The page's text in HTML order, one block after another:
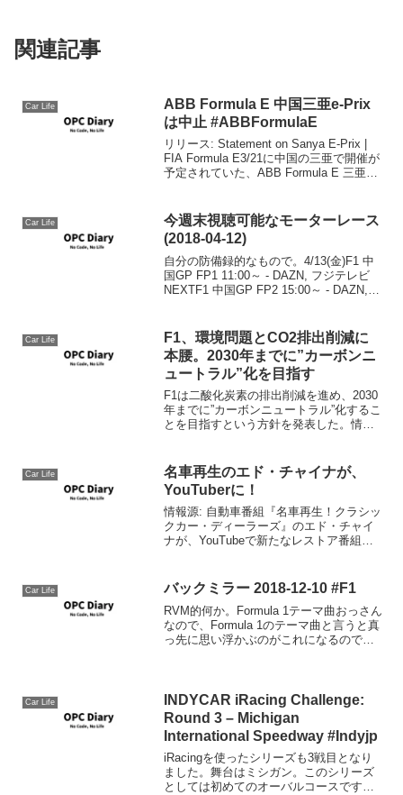
関連記事
Car Life
ABB Formula E 中国三亜e-Prix
は中止 #ABBFormulaE
リリース: Statement on Sanya E-Prix |
FIA Formula E3/21に中国の三亜で開催が
予定されていた、ABB Formula E 三亜e-
Car Life
今週末視聴可能なモーターレース
(2018-04-12)
自分の防備録的なもので。4/13(金)F1 中
国GP FP1 11:00～ - DAZN, フジテレビ
NEXTF1 中国GP FP2 15:00～ - DAZN,
Car Life
F1、環境問題とCO2排出削減に
本腰。2030年までに”カーボンニ
ュートラル”化を目指す
F1は二酸化炭素の排出削減を進め、2030
年までに”カーボンニュートラル”化するこ
とを目指すという方針を発表した。情報
ル”化を目指すF1と言えどもサステナビリ
テ...
Car Life
名車再生のエド・チャイナが、
YouTuberに！
情報源: 自動車番組『名車再生！クラシッ
クカー・ディーラーズ』のエド・チャイ
ナが、YouTubeで新たなレストア番組を
言うカーレスト...
Car Life バックミラー 2018-12-10 #F1
RVM的何か。Formula 1テーマ曲おっさん
なので、Formula 1のテーマ曲と言うと真
っ先に思い浮かぶのがこれになるのです
配...
Car Life
INDYCAR iRacing Challenge:
Round 3 – Michigan
International Speedway #Indyjp
iRacingを使ったシリーズも3戦目となり
ました。舞台はミシガン。このシリーズ
としては初めてのオーバルコースです。